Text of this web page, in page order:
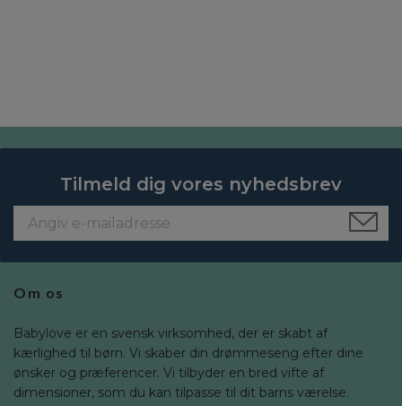
Tilmeld dig vores nyhedsbrev
Om os
Babylove er en svensk virksomhed, der er skabt af
kærlighed til børn. Vi skaber din drømmeseng efter dine
ønsker og præferencer. Vi tilbyder en bred vifte af
dimensioner, som du kan tilpasse til dit barns værelse.